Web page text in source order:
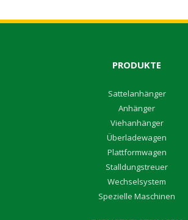
PRODUKTE
Sattelanhänger
Anhänger
Viehanhänger
Überladewagen
Plattformwagen
Stalldungstreuer
Wechselsystem
Spezielle Maschinen